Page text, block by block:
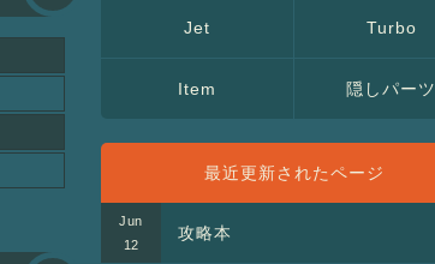
Jet Turbo
Item 隠しパーツ
最近更新されたページ
攻略本